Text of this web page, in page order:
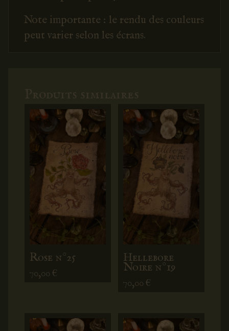
Note importante : le rendu des couleurs
peut varier selon les écrans.
Rose n°25
70,00 €
Hellebore
Noire n°19
70,00 €